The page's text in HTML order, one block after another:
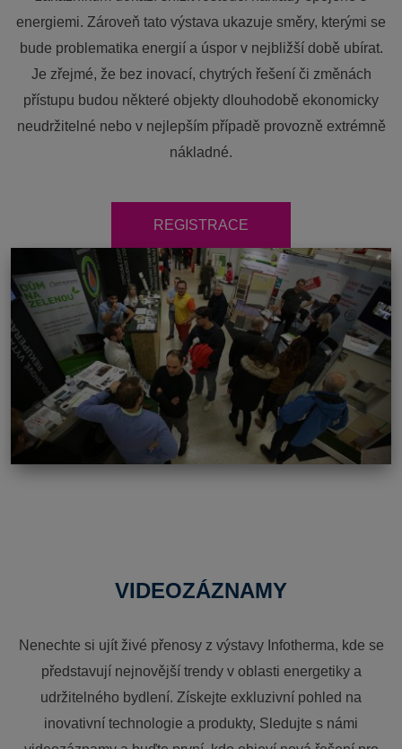
energiemi. Zároveň tato výstava ukazuje směry, kterými se
bude problematika energií a úspor v nejbližší době ubírat.
Je zřejmé, že bez inovací, chytrých řešení či změnách
přístupu budou některé objekty dlouhodobě ekonomicky
neudržitelné nebo v nejlepším případě provozně extrémně
nákladné.
REGISTRACE
VIDEOZÁZNAMY
Nenechte si ujít živé přenosy z výstavy Infotherma, kde se
představují nejnovější trendy v oblasti energetiky a
udržitelného bydlení. Získejte exkluzivní pohled na
inovativní technologie a produkty, Sledujte s námi